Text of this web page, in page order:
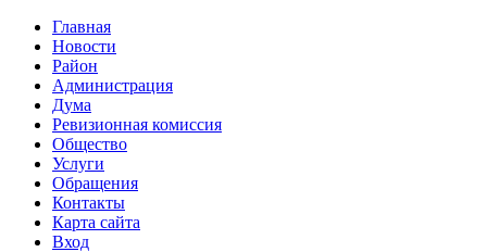
Главная
Новости
Район
Администрация
Дума
Ревизионная комиссия
Общество
Услуги
Обращения
Контакты
Карта сайта
Вход